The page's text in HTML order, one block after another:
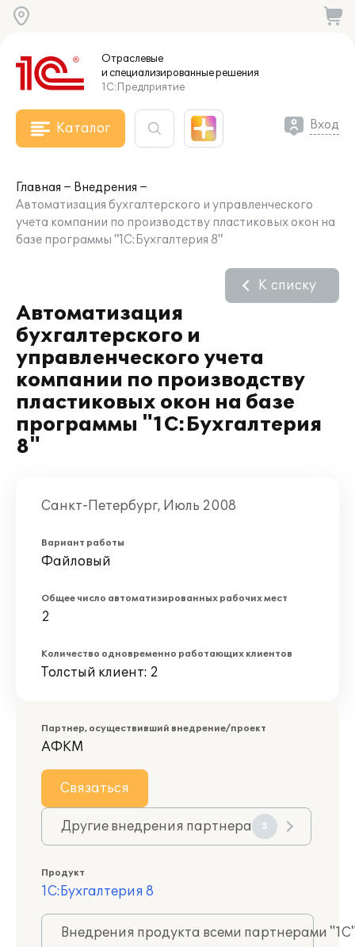
Отраслевые
и специализированныерешения
1С:Предприятие
Каталог Вход
Главная
Внедрения
Автоматизация бухгалтерского и управленческого
учета компании по производству пластиковых окон на
базе программы "1С:Бухгалтерия 8"
Автоматизация
бухгалтерского и
управленческого учета
компании по производству
пластиковых окон на базе
программы "1С:Бухгалтерия
8"
К списку
Санкт-Петербург, Июль 2008
Вариант работы
Файловый
Общее число автоматизированных рабочих мест
2
Количество одновременно работающих клиентов
Толстый клиент: 2
Партнер, осуществивший внедрение/проект
АФКМ
Связаться
Другие внедрения партнера 5
Продукт
1С:Бухгалтерия 8
Внедрения продукта всеми партнерами